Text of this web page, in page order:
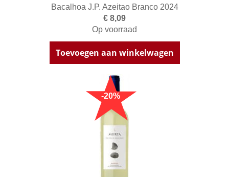
Bacalhoa J.P. Azeitao Branco 2024
€ 8,09
Op voorraad
Toevoegen aan winkelwagen